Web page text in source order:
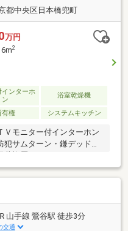
都中央区日本橋兜町
万円
2
インターホ
ン
浴室乾燥機
有権 システムキッチン
Ｖモニター付インターホン
サムターン・鎌デッドボ
低風量換気システム追焚
ス浴室換気乾燥機ＴＥＳ式
キッチン（浄水器付）～交
日比谷線・東西線「茅場
線・東京メトロ銀座線・
分・東京メトロ銀座線・
Ｒ山手線 鶯谷駅 徒歩3分
交通